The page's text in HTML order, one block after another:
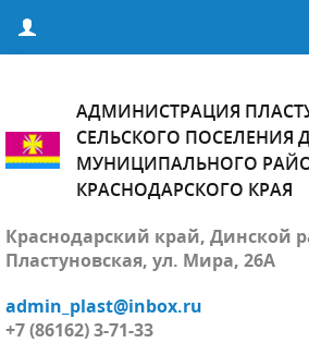
АДМИНИСТРАЦИЯ
СЕЛЬСКОГО ПОСЕЛЕНИЯ
МУНИЦИПАЛЬНОГО
КРАСНОДАРСКОГО КРАЯ
Краснодарский край, Динской
Пластуновская, ул. Мира, 26А
admin_plast@inbox.ru
+7 (86162) 3-71-33